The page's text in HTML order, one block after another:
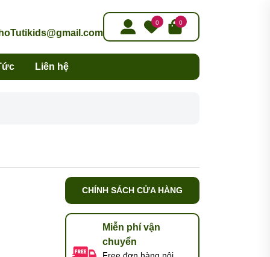
0 0
Liên hệ
CHÍNH SÁCH CỬA HÀNG
Miễn phí vận
chuyển